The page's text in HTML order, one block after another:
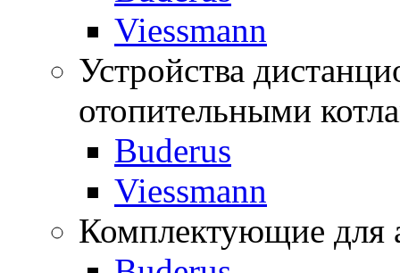
Viessmann
Устройства
отопительными
Buderus
Viessmann
Комплектующие для